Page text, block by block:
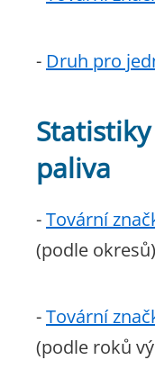
- Druh pro
paliva
-Tovární
(podle
-Tovární
(podle roků